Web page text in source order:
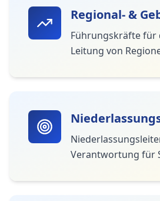
Regional- &
Führungskräfte für
Leitung von
Verantwortung für